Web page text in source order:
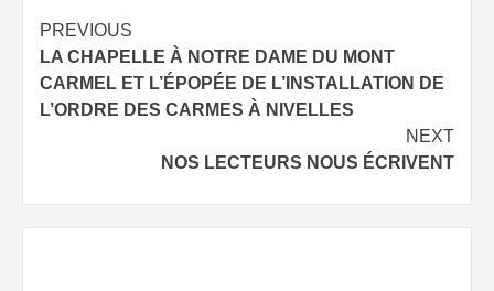
Post
navigation
PREVIOUS
LA CHAPELLE À NOTRE DAME DU MONT
CARMEL ET L’ÉPOPÉE DE L’INSTALLATION DE
L’ORDRE DES CARMES À NIVELLES
NEXT
NOS LECTEURS NOUS ÉCRIVENT